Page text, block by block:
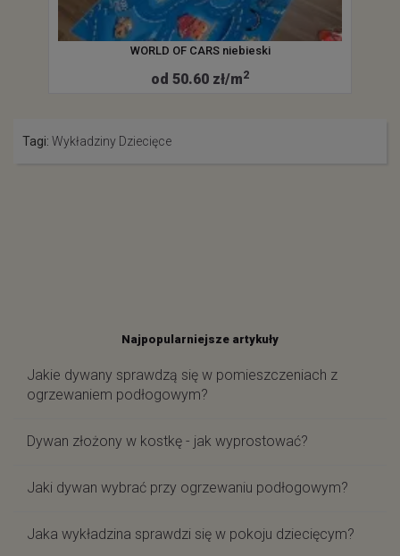
WORLD OF CARS niebieski
od 50.60 zł/m2
Tagi: Wykładziny Dziecięce
Najpopularniejsze artykuły
Jakie dywany sprawdzą się w pomieszczeniach z
ogrzewaniem podłogowym?
Dywan złożony w kostkę - jak wyprostować?
Jaki dywan wybrać przy ogrzewaniu podłogowym?
Jaka wykładzina sprawdzi się w pokoju dziecięcym?